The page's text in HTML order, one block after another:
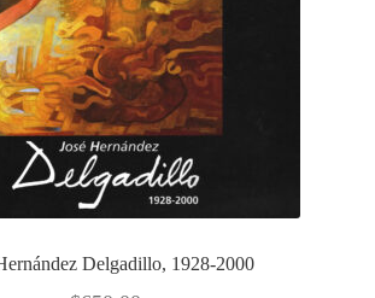
Delgadillo, 1928-2000